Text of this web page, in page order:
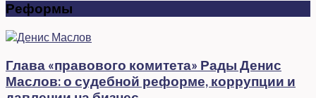
Реформы
Глава «правового комитета» Рады Денис
Маслов: о судебной реформе, коррупции и